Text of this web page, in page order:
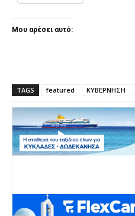
Μου αρέσει αυτό:
TAGS featured ΚΥΒΕΡΝΗΣΗ